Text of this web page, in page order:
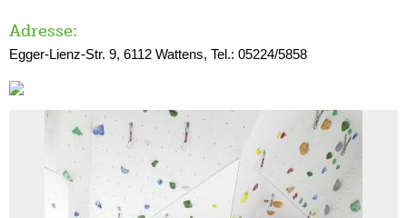
Adresse:
Egger-Lienz-Str. 9, 6112 Wattens, Tel.: 05224/5858